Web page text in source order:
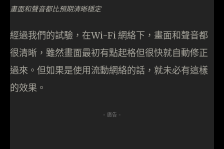
畫面和聲音都比預期清晰穩定
經過我們的試驗，在Wi-Fi 網絡下，畫面和聲音都
很清晰，雖然畫面最初有點起格但很快就自動修正
過來。但如果是使用流動網絡的話，就未必有這樣
的效果。
- 廣告 -